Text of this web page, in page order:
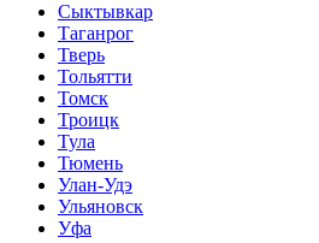
Сыктывкар
Таганрог
Тверь
Тольятти
Томск
Троицк
Тула
Тюмень
Улан-Удэ
Ульяновск
Уфа